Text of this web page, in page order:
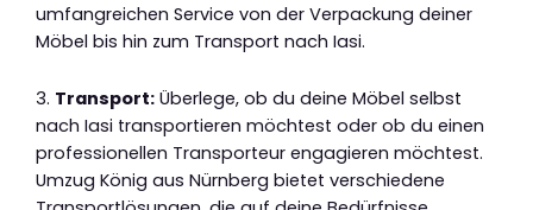
umfangreichen Service von der Verpackung deiner
Möbel bis hin zum Transport nach Iasi.
3. Transport: Überlege, ob du deine Möbel selbst
nach Iasi transportieren möchtest oder ob du einen
professionellen Transporteur engagieren möchtest.
Umzug König aus Nürnberg bietet verschiedene